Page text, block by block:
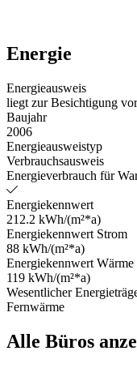
Energie
Energieausweis
liegt zur Besichtigung vor
Baujahr
2006
Energieausweistyp
Verbrauchsausweis
Energieverbrauch für
Energiekennwert
212.2 kWh/(m²*a)
Energiekennwert Strom
88 kWh/(m²*a)
Energiekennwert Wärme
119 kWh/(m²*a)
Wesentlicher
Fernwärme
Alle Büros